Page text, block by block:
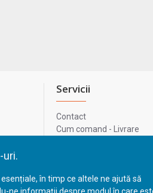
în timp ce altele ne ajută să
Servicii
Contact
Cum comand - Livrare
ANPC